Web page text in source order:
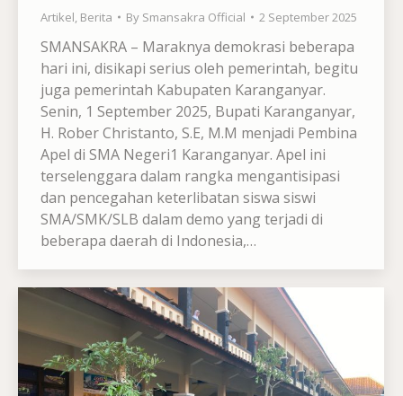
Artikel Berita By Smansakra Official 2 September 2025
SMANSAKRA – Maraknya demokrasi beberapa
hari ini, disikapi serius oleh pemerintah, begitu
juga pemerintah Kabupaten Karanganyar.
Senin, 1 September 2025, Bupati Karanganyar,
H. Rober Christanto, S.E, M.M menjadi Pembina
Apel di SMA Negeri1 Karanganyar. Apel ini
terselenggara dalam rangka mengantisipasi
dan pencegahan keterlibatan siswa siswi
SMA/SMK/SLB dalam demo yang terjadi di
beberapa daerah di Indonesia,…